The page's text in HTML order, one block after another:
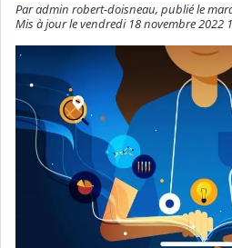
Par admin robert-doisneau, publié le
Mis à jour le vendredi 18 novembre 2022